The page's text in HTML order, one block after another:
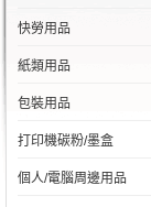
快勞用品
紙類用品
包裝用品
打印機碳粉/墨盒
個人/電腦周邊用品